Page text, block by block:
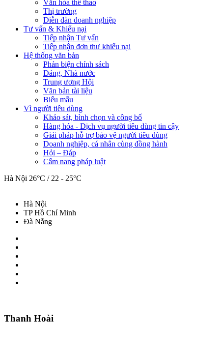
Văn hóa thể thao
Thị trường
Diễn đàn doanh nghiệp
Tư vấn & Khiếu nại
Tiếp nhận Tư vấn
Tiếp nhận đơn thư khiếu nại
Hệ thống văn bản
Phản biện chính sách
Đảng, Nhà nước
Trung ương Hội
Văn bản tài liệu
Biểu mẫu
Vì người tiêu dùng
Khảo sát, bình chọn và công bố
Hàng hóa - Dịch vụ người tiêu dùng tin cậy
Giải pháp hỗ trợ bảo vệ người tiêu dùng
Doanh nghiệp, cá nhân cùng đồng hành
Hỏi – Đáp
Cẩm nang pháp luật
Hà Nội 26°C / 22 - 25°C
Hà Nội
TP Hồ Chí Minh
Đà Nẵng
Thanh Hoài